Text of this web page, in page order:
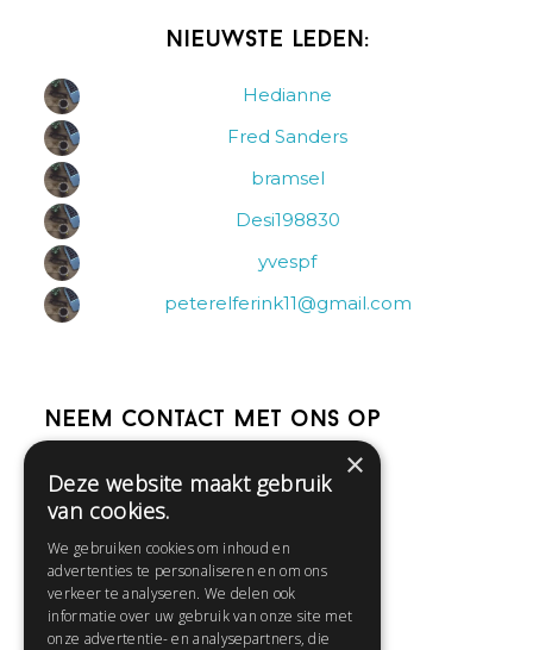
Nieuwste leden:
Hedianne
Fred Sanders
bramsel
Desi198830
yvespf
peterelferink11@gmail.com
Neem contact met ons op
Help
Contact
Huisregels
×
Deze website maakt gebruik
van cookies.
We gebruiken cookies om inhoud en
advertenties te personaliseren en om ons
verkeer te analyseren. We delen ook
informatie over uw gebruik van onze site met
onze advertentie- en analysepartners, die